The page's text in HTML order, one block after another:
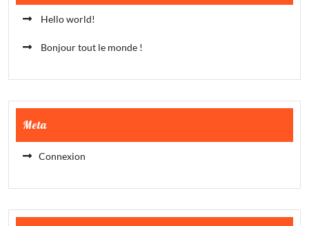
Hello world!
Bonjour tout le monde !
Meta
Connexion